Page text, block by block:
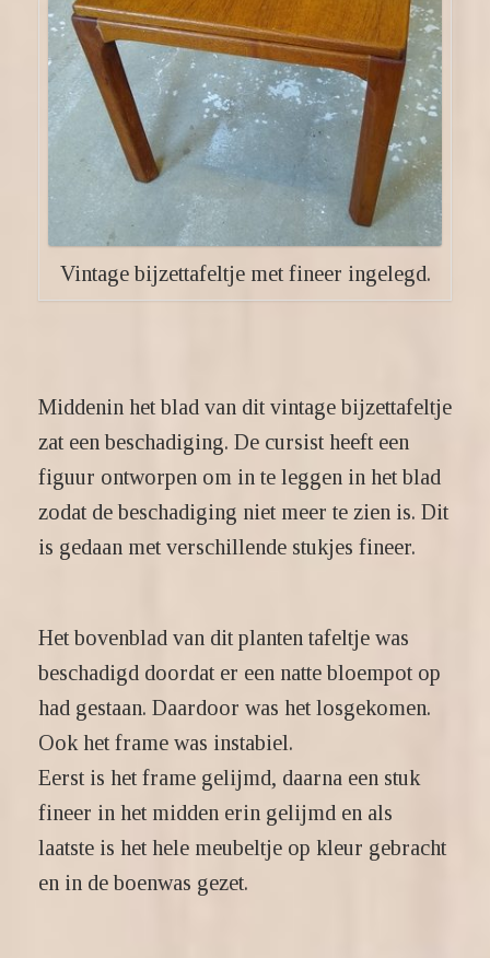
Vintage bijzettafeltje met fineer ingelegd.
Middenin het blad van dit vintage bijzettafeltje
zat een beschadiging. De cursist heeft een
figuur ontworpen om in te leggen in het blad
zodat de beschadiging niet meer te zien is. Dit
is gedaan met verschillende stukjes fineer.
Het bovenblad van dit planten tafeltje was
beschadigd doordat er een natte bloempot op
had gestaan. Daardoor was het losgekomen.
Ook het frame was instabiel.
Eerst is het frame gelijmd, daarna een stuk
fineer in het midden erin gelijmd en als
laatste is het hele meubeltje op kleur gebracht
en in de boenwas gezet.